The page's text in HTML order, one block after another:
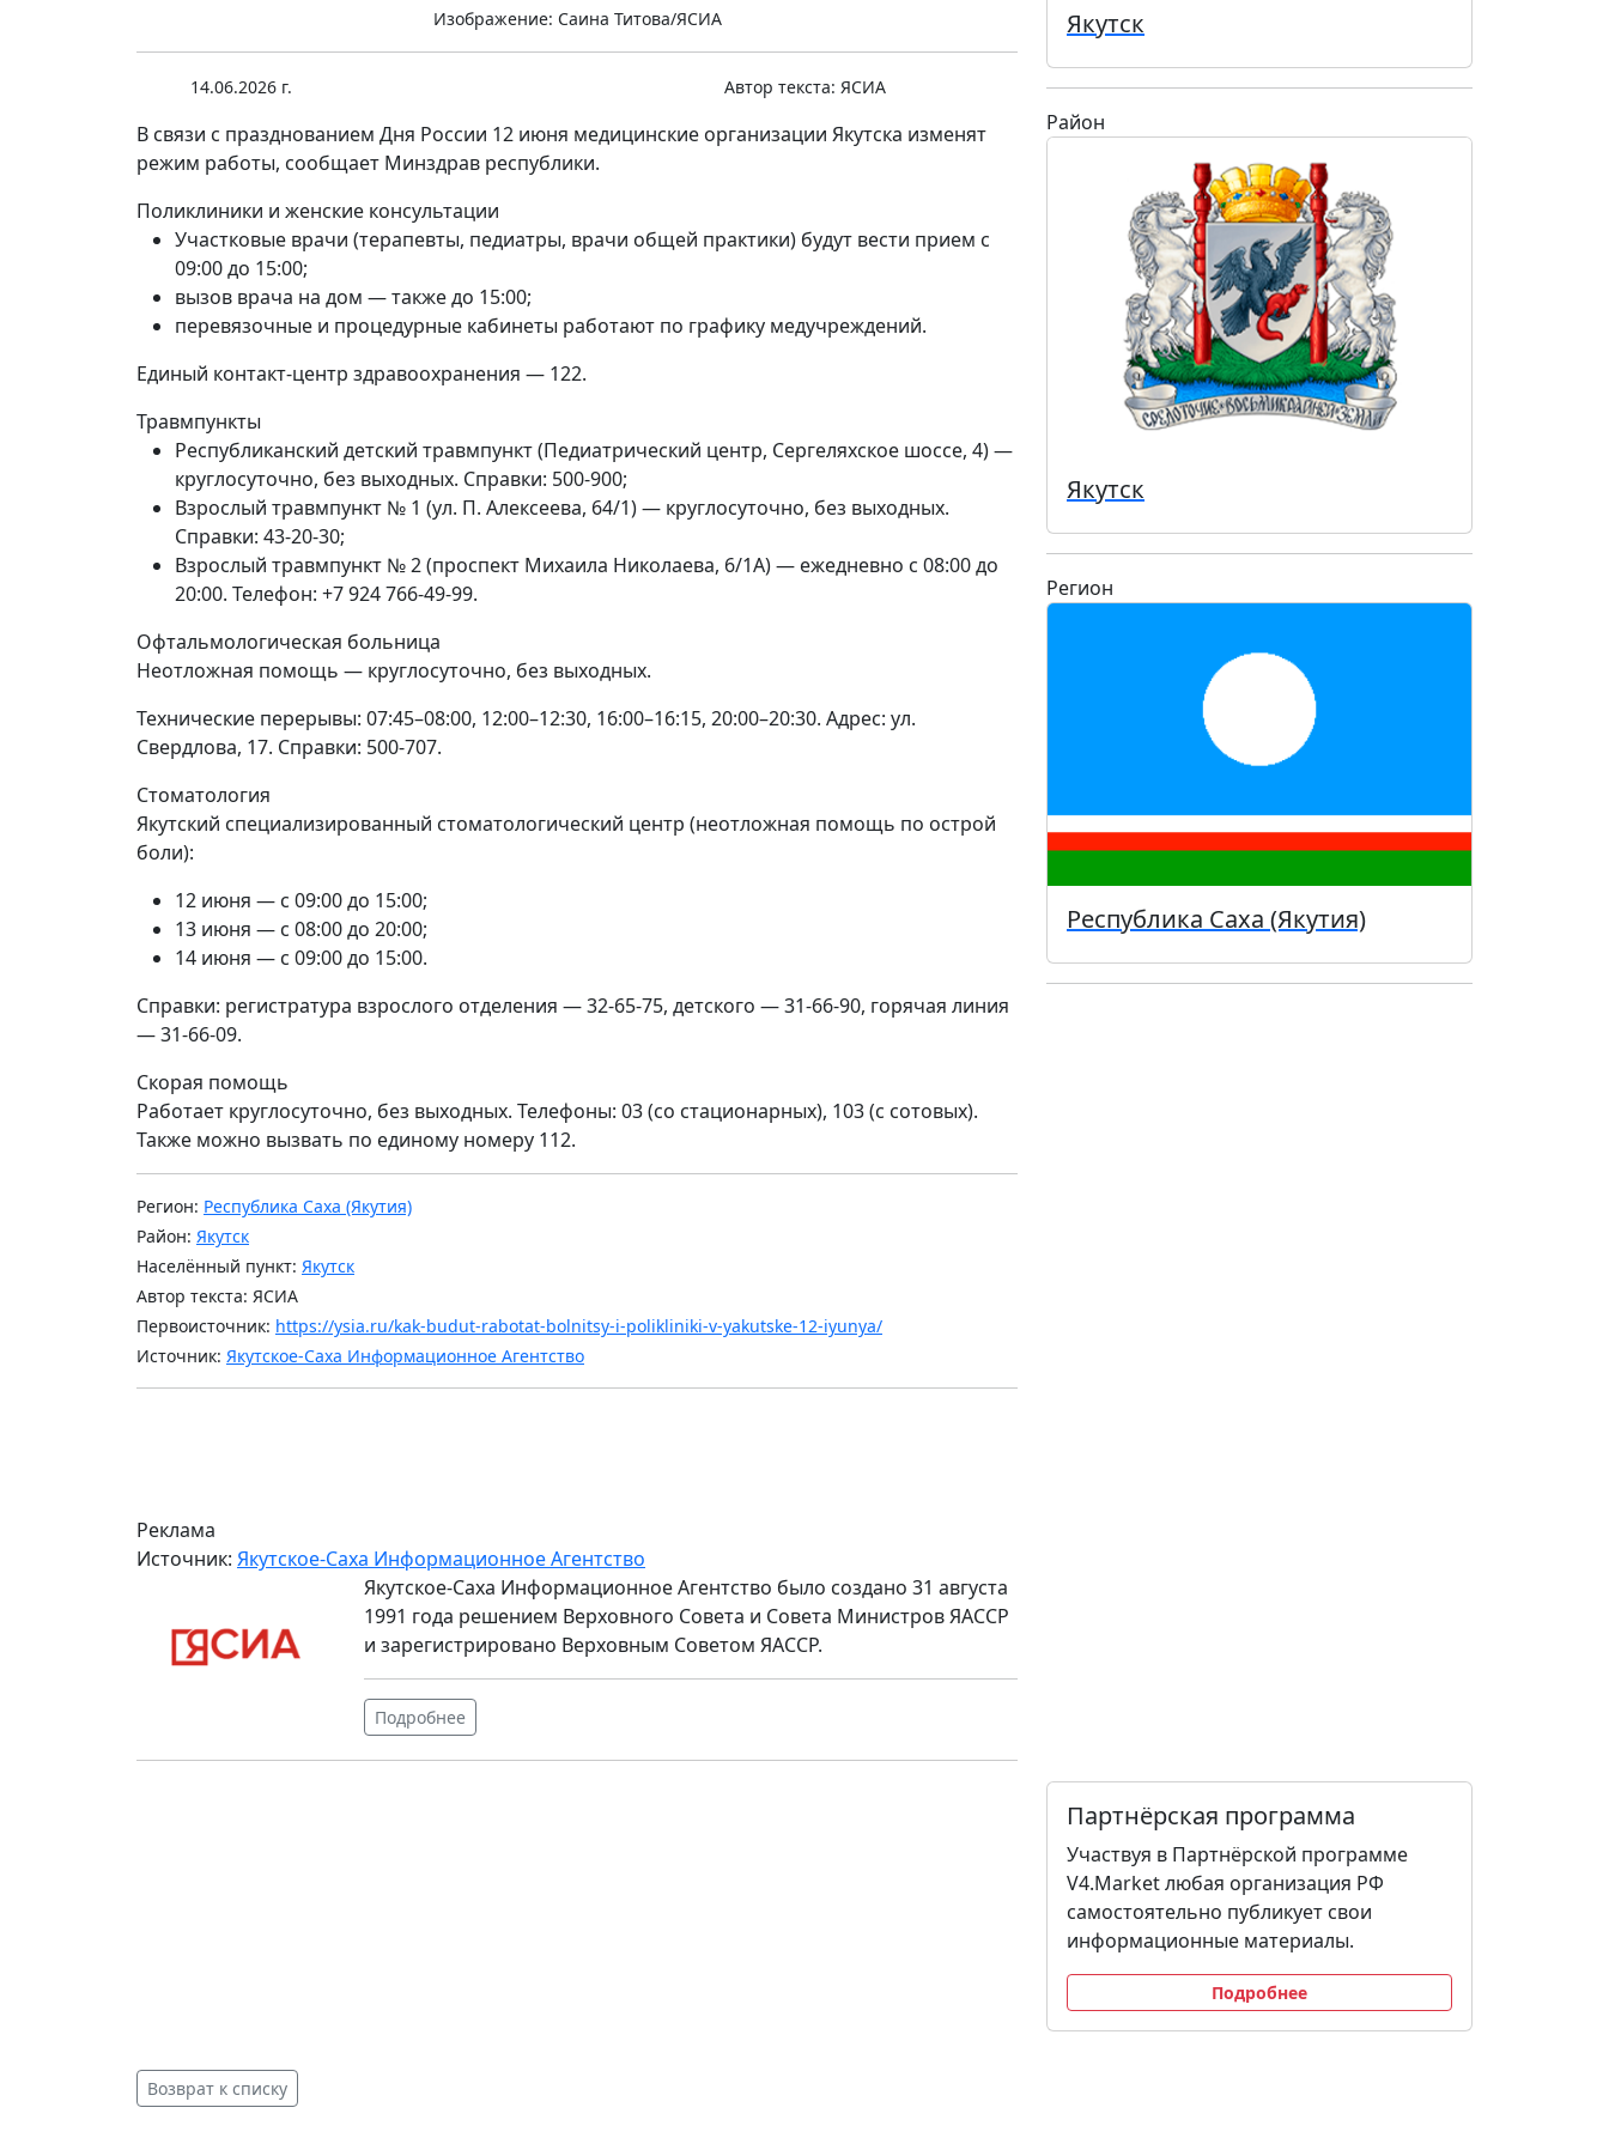
Изображение: Саина Титова/ЯСИА
14.06.2026 г. Автор текста: ЯСИА
В связи с празднованием Дня России 12 июня медицинские организации Якутска изменят
режим работы, сообщает Минздрав республики.
Поликлиники и женские консультации
Участковые врачи (терапевты, педиатры, врачи общей практики) будут вести прием с
09:00 до 15:00;
вызов врача на дом — также до 15:00;
перевязочные и процедурные кабинеты работают по графику медучреждений.
Единый контакт-центр здравоохранения — 122.
Травмпункты
Республиканский детский травмпункт (Педиатрический центр, Сергеляхское шоссе, 4) —
круглосуточно, без выходных. Справки: 500-900;
Взрослый травмпункт № 1 (ул. П. Алексеева, 64/1) — круглосуточно, без выходных.
Справки: 43-20-30;
Взрослый травмпункт № 2 (проспект Михаила Николаева, 6/1А) — ежедневно с 08:00 до
20:00. Телефон: +7 924 766-49-99.
Офтальмологическая больница
Неотложная помощь — круглосуточно, без выходных.
Технические перерывы: 07:45–08:00, 12:00–12:30, 16:00–16:15, 20:00–20:30. Адрес: ул.
Свердлова, 17. Справки: 500-707.
Стоматология
Якутский специализированный стоматологический центр (неотложная помощь по острой
боли):
12 июня — с 09:00 до 15:00;
13 июня — с 08:00 до 20:00;
14 июня — с 09:00 до 15:00.
Справки: регистратура взрослого отделения — 32-65-75, детского — 31-66-90, горячая линия
— 31-66-09.
Скорая помощь
Работает круглосуточно, без выходных. Телефоны: 03 (со стационарных), 103 (с сотовых).
Также можно вызвать по единому номеру 112.
Регион: Республика Саха (Якутия)
Район: Якутск
Населённый пункт: Якутск
Автор текста: ЯСИА
Первоисточник: https://ysia.ru/kak-budut-rabotat-bolnitsy-i-polikliniki-v-yakutske-12-iyunya/
Источник: Якутское-Саха Информационное Агентство
Реклама
Источник: Якутское-Саха Информационное Агентство
Якутское-Саха Информационное Агентство было создано 31 августа
1991 года решением Верховного Совета и Совета Министров ЯАССР
и зарегистрировано Верховным Советом ЯАССР.
Подробнее
Якутск
Район
Якутск
Регион
Республика Саха (Якутия)
Партнёрская программа
Участвуя в Партнёрской программе
V4.Market любая организация РФ
самостоятельно публикует свои
информационные материалы.
Подробнее
Возврат к списку